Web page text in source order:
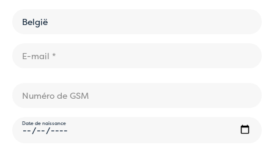
Date de naissance